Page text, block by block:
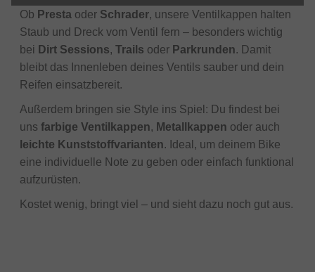
Ob Presta oder Schrader, unsere Ventilkappen halten
Staub und Dreck vom Ventil fern – besonders wichtig
bei Dirt Sessions, Trails oder Parkrunden. Damit
bleibt das Innenleben deines Ventils sauber und dein
Reifen einsatzbereit.
Außerdem bringen sie Style ins Spiel: Du findest bei
uns farbige Ventilkappen, Metallkappen oder auch
leichte Kunststoffvarianten. Ideal, um deinem Bike
eine individuelle Note zu geben oder einfach funktional
aufzurüsten.
Kostet wenig, bringt viel – und sieht dazu noch gut aus.